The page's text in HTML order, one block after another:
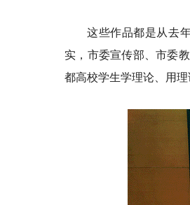
这些作品都是从去
实，市委宣传部、市委
都高校学生学理论、用理